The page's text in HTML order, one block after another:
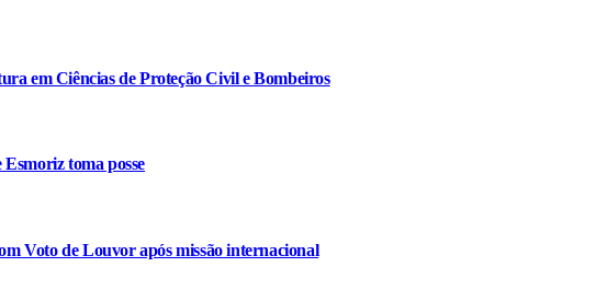
em Ciências de Proteção Civil e Bombeiros
toma posse
Voto de Louvor após missão internacional